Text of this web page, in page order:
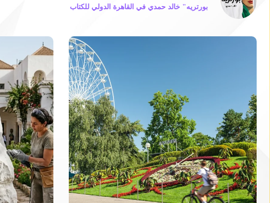
بورتريه" خالد حمدي في القاهرة الدولي للكتاب